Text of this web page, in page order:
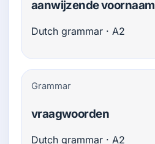
aanwijzende
Dutch grammar · A2
Grammar
vraagwoorden
Dutch grammar · A2